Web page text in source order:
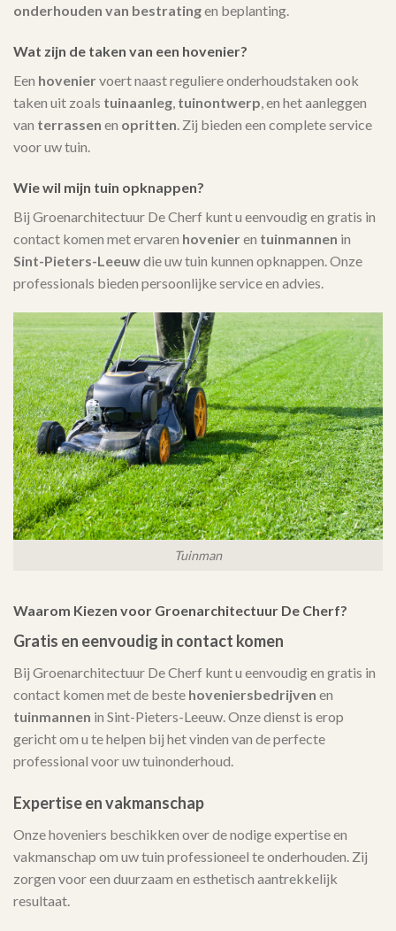
onderhouden van bestratingen beplanting.
Wat zijn de taken van een hovenier?
Een hoveniervoert naast reguliere onderhoudstaken ook
taken uit zoals tuinaanleg, tuinontwerp, en het aanleggen
van terrassen en opritten. Zij bieden een complete service
voor uw tuin.
Wie wil mijn tuin opknappen?
Bij Groenarchitectuur De Cherf kunt u eenvoudig en gratis in
contact komen met ervaren hovenieren tuinmannen in
Sint-Pieters-Leeuwdie uw tuin kunnen opknappen. Onze
professionals bieden persoonlijke service en advies.
Tuinman
Waarom Kiezen voor Groenarchitectuur De Cherf?
Gratis en eenvoudig in contact komen
Bij Groenarchitectuur De Cherf kunt u eenvoudig en gratis in
contact komen met de beste hoveniersbedrijven en
tuinmannen in Sint-Pieters-Leeuw. Onze dienst is erop
gericht om u te helpen bij het vinden van de perfecte
professional voor uw tuinonderhoud.
Expertise en vakmanschap
Onze hoveniers beschikken over de nodige expertise en
vakmanschap om uw tuin professioneel te onderhouden. Zij
zorgen voor een duurzaam en esthetisch aantrekkelijk
resultaat.